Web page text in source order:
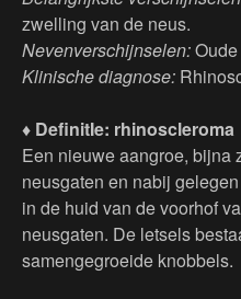
zwelling van de neus.
Nevenverschijnselen:
Klinische diagnose:
♦ DefinitIe: rhinoscleroma
Een nieuwe aangroe, bijna
neusgaten en nabij
in de huid van de voorhof
neusgaten. De letsels
samengegroeide knobbels.